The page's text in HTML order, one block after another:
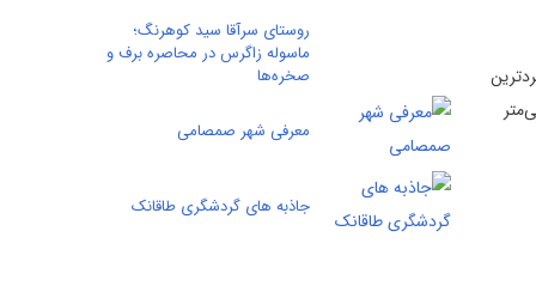
سانتی‌گراد می‌باشد. میانگین بارندگی سالانه این منطقه 505/9 میلی‌متر
روستای سرآقا سید کوهرنگ؛
ماسوله زاگرس در محاصره برف و
صخره‌ها
معرفی شهر صمصامی
جاذبه های گردشگری طاقانک